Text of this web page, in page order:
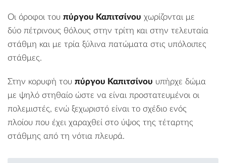
Οι όροφοι του πύργου Καπιτσίνου χωρίζονται με
δύο πέτρινους θόλους στην τρίτη και στην τελευταία
στάθμη και με τρία ξύλινα πατώματα στις υπόλοιπες
στάθμες.
Στην κορυφή του πύργου Καπιτσίνου υπήρχε δώμα
με ψηλό στηθαίο ώστε να είναι προστατευμένοι οι
πολεμιστές, ενώ ξεχωριστό είναι το σχέδιο ενός
πλοίου που έχει χαραχθεί στο ύψος της τέταρτης
στάθμης από τη νότια πλευρά.